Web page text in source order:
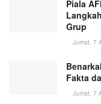
Piala
Grup
Jumat, 7
Fakta
Jumat, 7